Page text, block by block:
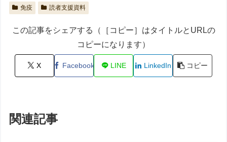
免疫 読者支援資料
この記事をシェアする（［コピー］はタイトルとURLの
コピーになります）
X Facebook LINE LinkedIn コピー
関連記事